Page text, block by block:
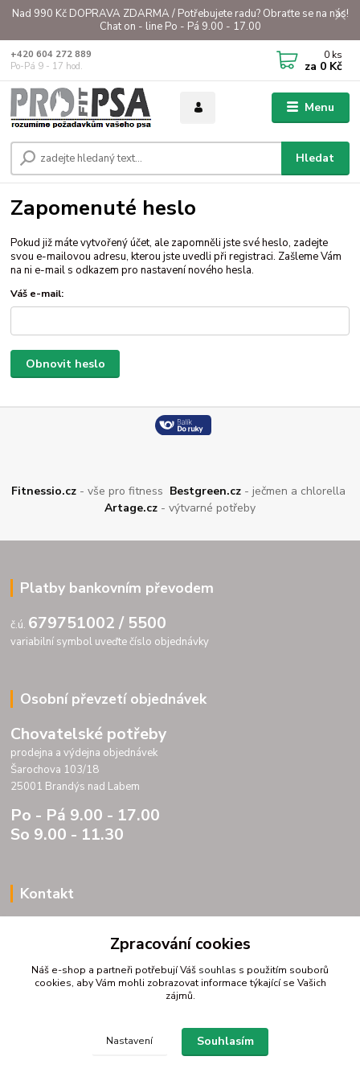
Nad 990 Kč DOPRAVA ZDARMA / Potřebujete radu? Obraťte se na nás!
Chat on - line Po - Pá 9.00 - 17.00
Menu
Hledat
+420 604 272 889
Po-Pá 9 - 17 hod.
0 ks
za 0 Kč
Zapomenuté heslo
Pokud již máte vytvořený účet, ale zapomněli jste své heslo, zadejte
svou e-mailovou adresu, kterou jste uvedli při registraci. Zašleme Vám
na ni e-mail s odkazem pro nastavení nového hesla.
Váš e-mail:
Obnovit heslo
Fitnessio.cz - vše pro fitness Bestgreen.cz - ječmen a chlorella
Artage.cz - výtvarné potřeby
Platby bankovním převodem
č.ú. 679751002 / 5500
variabilní symbol uveďte číslo objednávky
Osobní převzetí objednávek
Chovatelské potřeby
prodejna a výdejna objednávek
Šarochova 103/18
25001 Brandýs nad Labem
Po - Pá 9.00 - 17.00
So 9.00 - 11.30
Kontakt
DIC CZ07175833
Šarochova 103/18
Zpracování cookies
Náš e-shop a partneři potřebují Váš souhlas s použitím souborů
cookies, aby Vám mohli zobrazovat informace týkající se Vašich
zájmů.
Nastavení Souhlasím